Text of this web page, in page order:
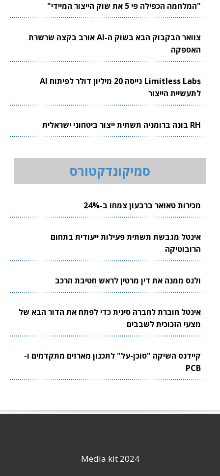
"המלחמה הכפילה פי 5 את שוק הייצור המיידי"
צוואר הבקבוק הבא בשוק ה-AI אורב בקצה שרשרת
האספקה
Limitless Labs גייסה 20 מיליון דולר לפיתוח AI
לתעשיית הייצור
RH בונה ברומניה תשתית ייצור ביטחוני ישראלית
סמיקונדקטורס
מכירות טאואר ברבעון צמחו ב-24%
אינטל מגבשת תשתית פעילות ייעודית בתחום
הרובוטיקה
ולנס ממנה את דין מרטין לראש חטיבת הרכב
אינטל חוברת לחברה סינית כדי לפתח את הדור הבא של
מצעי הזכוכית לשבבים
קיידנס השיקה "סוכן-על" לתכנון מארזים מתקדמים ו-
PCB
Media kit 2024